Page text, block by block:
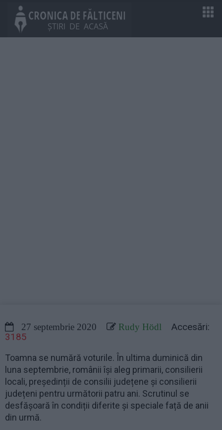
27 septembrie 2020 Rudy Hödl
Accesări:
3185
Toamna se numără voturile. În ultima duminică din
luna septembrie, românii își aleg primarii, consilierii
locali, președinții de consilii județene și consilierii
județeni pentru următorii patru ani. Scrutinul se
desfășoară în condiții diferite și speciale față de anii
din urmă.